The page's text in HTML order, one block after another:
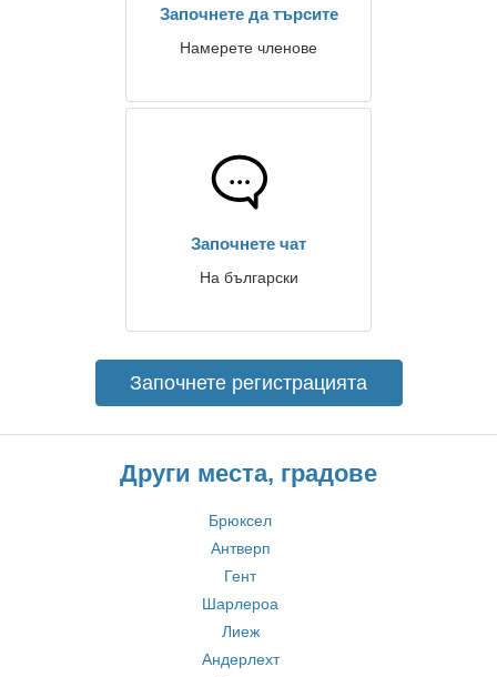
Започнете да търсите
Намерете членове
Започнете чат
На български
Започнете регистрацията
Други места, градове
Брюксел
Антверп
Гент
Шарлероа
Лиеж
Андерлехт